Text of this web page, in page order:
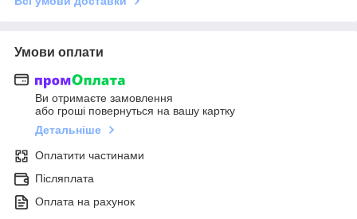
Умови оплати
Ви отримаєте замовлення
або гроші повернуться на вашу картку
Детальніше
Оплатити частинами
Післяплата
Оплата на рахунок